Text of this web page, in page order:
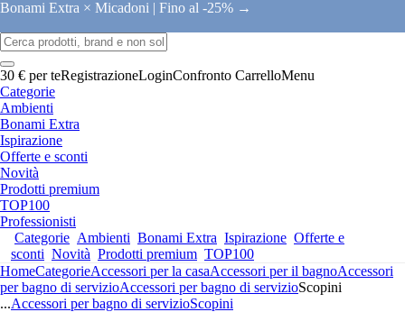
Bonami Extra × Micadoni | Fino al -25% →
30 € per teRegistrazioneLoginConfronto CarrelloMenu
Categorie
Ambienti
Bonami Extra
Ispirazione
Offerte e sconti
Novità
Prodotti premium
TOP100
Professionisti
Categorie Ambienti Bonami Extra Ispirazione Offerte e
sconti Novità Prodotti premium TOP100
HomeCategorieAccessori per la casaAccessori per il bagnoAccessori
per bagno di servizioAccessori per bagno di servizioScopini
...Accessori per bagno di servizioScopini